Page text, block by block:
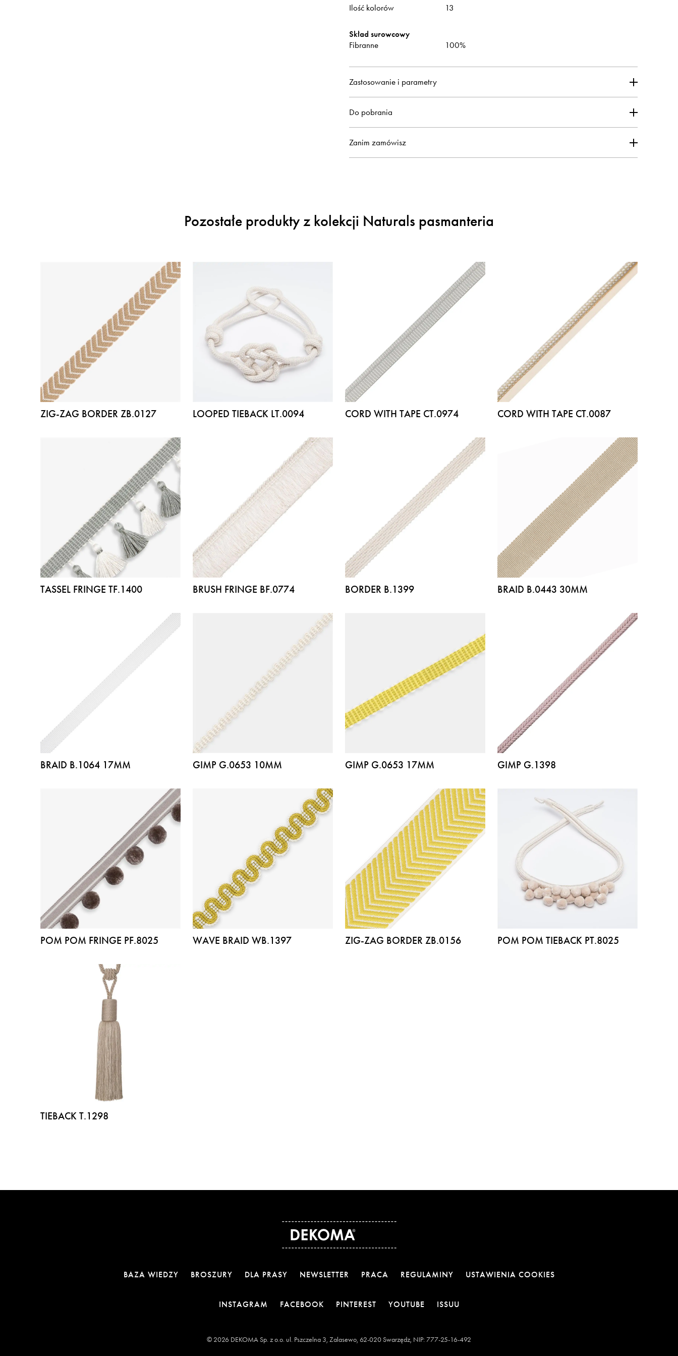
Ilość kolorów
13
Skład surowcowy
Fibranne 100%
Zastosowanie i parametry
Do pobrania
Zanim zamówisz
Pozostałe produkty z kolekcji Naturals pasmanteria
ZIG-ZAG BORDER ZB.0127 LOOPED TIEBACK LT.0094 CORD WITH TAPE CT.0974 CORD WITH TAPE CT.0087
TASSEL FRINGE TF.1400 BRUSH FRINGE BF.0774 BORDER B.1399 BRAID B.0443 30MM
BRAID B.1064 17MM GIMP G.0653 10MM GIMP G.0653 17MM GIMP G.1398
POM POM FRINGE PF.8025 WAVE BRAID WB.1397 ZIG-ZAG BORDER ZB.0156 POM POM TIEBACK PT.8025
TIEBACK T.1298
BAZA WIEDZY BROSZURY DLA PRASY NEWSLETTER PRACA REGULAMINY USTAWIENIA COOKIES
INSTAGRAM OTWIERA LINK W NOWEJ KARCIE
FACEBOOKOTWIERA LINK W NOWEJ KARCIE
PINTERESTOTWIERA LINK W NOWEJ KARCIE
YOUTUBEOTWIERA LINK W NOWEJ KARCIE
ISSUUOTWIERA LINK W NOWEJ KARCIE
© 2026 DEKOMA Sp. z o.o. ul. Pszczelna 3, Zalasewo, 62-020 Swarzędz, NIP: 777-25-16-492